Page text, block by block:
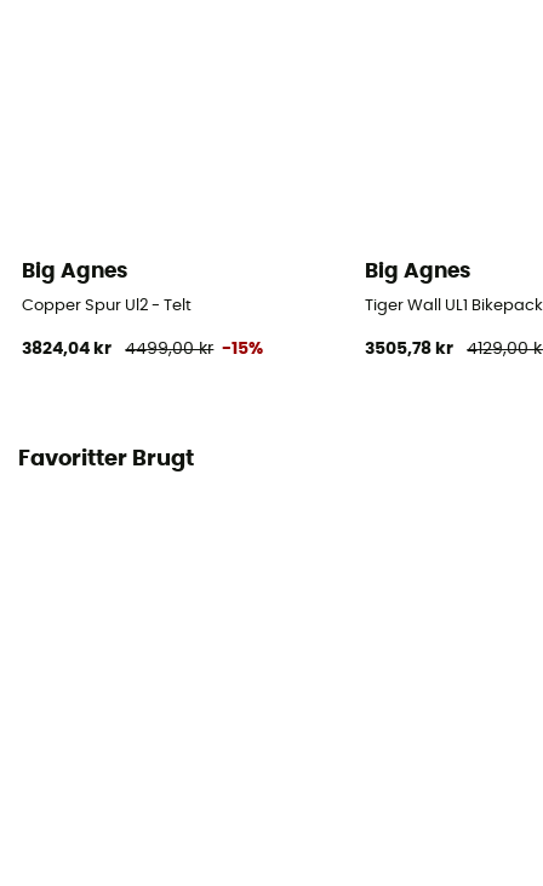
Antal pløkker
Big Agnes
Copper Spur Ul2 - Telt
3824,04 kr 4499,00 kr -15%
Big Agnes
Tiger Wall UL1
3505,78 kr 4129,00
Favoritter Brugt